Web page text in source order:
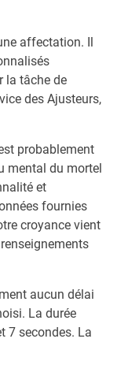
affectation. Il
la tâche de
des Ajusteurs,
probablement
mental du mortel
et
fournies
croyance vient
aucun délai
La durée
7 secondes. La